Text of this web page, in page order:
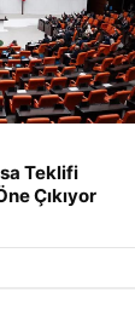
Teklifi
Çıkıyor